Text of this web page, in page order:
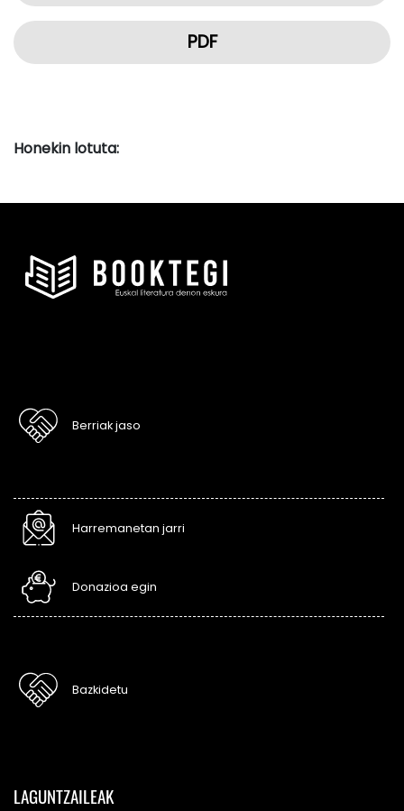
PDF
Honekin lotuta:
Berriak jaso
Harremanetan jarri
Donazioa egin
Bazkidetu
LAGUNTZAILEAK